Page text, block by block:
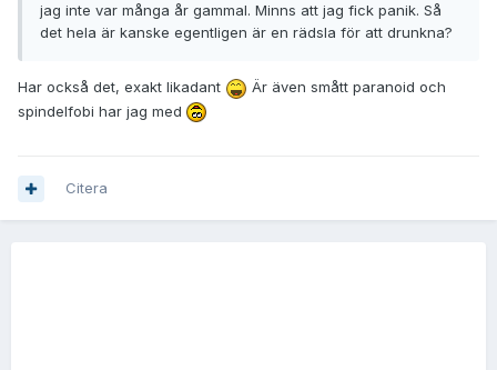
jag inte var många år gammal. Minns att jag fick panik. Så
det hela är kanske egentligen är en rädsla för att drunkna?
Har också det, exakt likadant
Är även smått paranoid och
spindelfobi har jag med
Citera